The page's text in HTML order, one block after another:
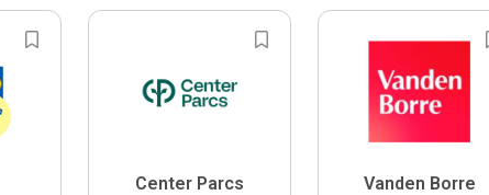
Center Parcs Vanden Borre